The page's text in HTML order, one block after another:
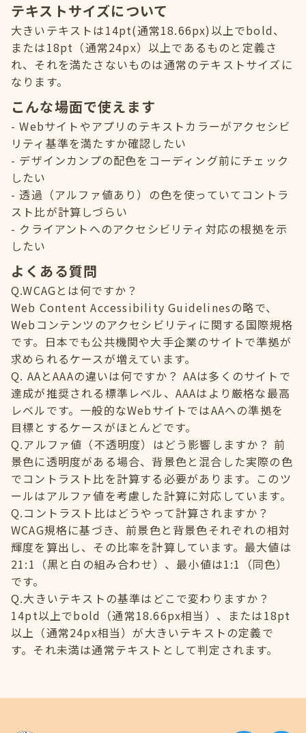
テキストサイズについて
大きいテキストは14pt(通常18.66px)以上でbold、
または18pt（通常24px）以上であるものと定義さ
れ、それを満たさないものは通常のテキストサイズに
なります。
こんな場面で使えます
Webサイトやアプリのテキストカラーがアクセシビ
リティ基準を満たすか確認したい
デザインカンプの配色をコーディング前にチェック
したい
透過（アルファ値あり）の色を使っていてコントラ
スト比が計算しづらい
クライアントへのアクセシビリティ対応の根拠を示
したい
よくある質問
Q.WCAGとは何ですか？
Web Content Accessibility Guidelinesの略で、
Webコンテンツのアクセシビリティに関する国際規格
です。日本でも公共機関や大手企業のサイトで準拠が
求められるケースが増えています。
Q. AAとAAAの違いは何ですか？ AAは多くのサイトで
達成が推奨される標準レベル、AAAはより厳格な最高
レベルです。一般的なWebサイトではAAへの準拠を
目標とするケースがほとんどです。
Q.アルファ値（不透明度）はどう影響しますか？ 前
景色に透明度がある場合、背景色と混合した実際の色
でコントラスト比を計算する必要があります。このツ
ールはアルファ値を考慮した計算に対応しています。
Q.コントラスト比はどうやって計算されますか？
WCAG規格に基づき、前景色と背景色それぞれの相対
輝度を算出し、その比率を計算しています。最大値は
21:1（黒と白の組み合わせ）、最小値は1:1（同色）
です。
Q.大きいテキストの基準はどこで変わりますか？
14pt以上でbold（通常18.66px相当）、または18pt
以上（通常24px相当）が大きいテキストの定義で
す。それ未満は通常テキストとして判定されます。